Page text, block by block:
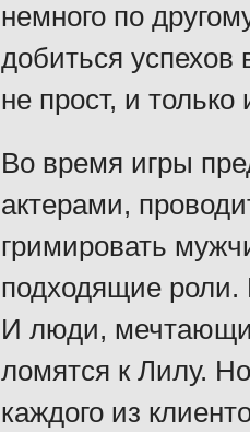
немного по
добиться успехов
не прост, и
Во время игры
актерами,
гримировать
подходящие роли.
И люди,
ломятся к Лилу.
каждого из